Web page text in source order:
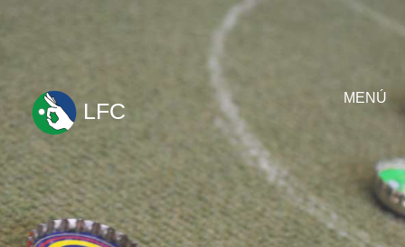
MENÚ
ir
contenido
LFC